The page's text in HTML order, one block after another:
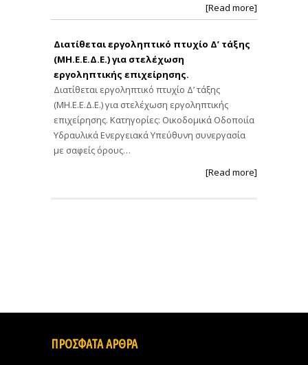
[Read more]
Διατίθεται εργοληπτικό πτυχίο Δ’ τάξης
(ΜΗ.Ε.Ε.Δ.Ε.) για στελέχωση
εργοληπτικής επιχείρησης.
Διατίθεται εργοληπτικό πτυχίο Δ’ τάξης
(ΜΗ.Ε.Ε.Δ.Ε.) για στελέχωση εργοληπτικής
επιχείρησης. Κατηγορίες: Οικοδομικά Οδοποιία
Υδραυλικά Ενεργειακά Υπεύθυνη συνεργασία
με σαφείς όρους…
[Read more]
ΠΡΟΣΦΑΤΑ ΑΡΘΡΑ